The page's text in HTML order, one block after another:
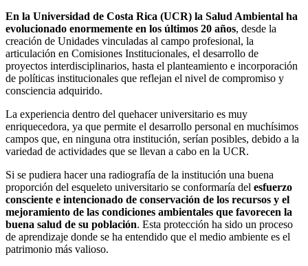
En la Universidad de Costa Rica (UCR) la Salud Ambiental ha
evolucionado enormemente en los últimos 20 años, desde la
creación de Unidades vinculadas al campo profesional, la
articulación en Comisiones Institucionales, el desarrollo de
proyectos interdisciplinarios, hasta el planteamiento e incorporación
de políticas institucionales que reflejan el nivel de compromiso y
consciencia adquirido.
La experiencia dentro del quehacer universitario es muy
enriquecedora, ya que permite el desarrollo personal en muchísimos
campos que, en ninguna otra institución, serían posibles, debido a la
variedad de actividades que se llevan a cabo en la UCR.
Si se pudiera hacer una radiografía de la institución una buena
proporción del esqueleto universitario se conformaría del esfuerzo
consciente e intencionado de conservación de los recursos y el
mejoramiento de las condiciones ambientales que favorecen la
buena salud de su población. Esta protección ha sido un proceso
de aprendizaje donde se ha entendido que el medio ambiente es el
patrimonio más valioso.